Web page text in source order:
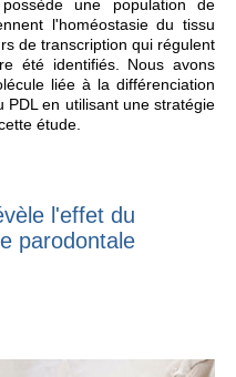
une population de
l'homéostasie du tissu
de transcription qui régulent
été identifiés. Nous avons
liée à la différenciation
en utilisant une stratégie
étude.
l'effet du
parodontale